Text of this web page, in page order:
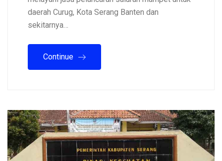
daerah Curug, Kota Serang Banten dan
sekitarnya…
Continue